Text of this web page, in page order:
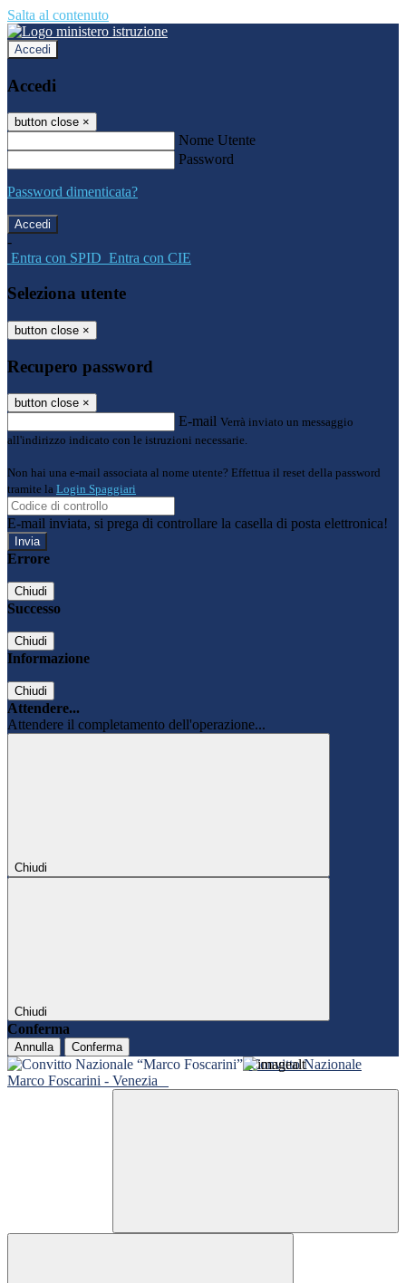
Salta al contenuto
Accedi
Accedi
button close ×
Nome Utente
Password
Password dimenticata?
-
Entra con SPID Entra con CIE
Seleziona utente
button close ×
Recupero password
button close ×
E-mail Verrà inviato un messaggio
all'indirizzo indicato con le istruzioni necessarie.
Non hai una e-mail associata al nome utente? Effettua il reset della password
tramite la Login Spaggiari
E-mail inviata, si prega di controllare la casella di posta elettronica!
Errore
Chiudi
Successo
Chiudi
Informazione
Chiudi
Attendere...
Attendere il completamento dell'operazione...
Chiudi
Chiudi
Conferma
Annulla Conferma
Convitto Nazionale
Marco Foscarini - Venezia